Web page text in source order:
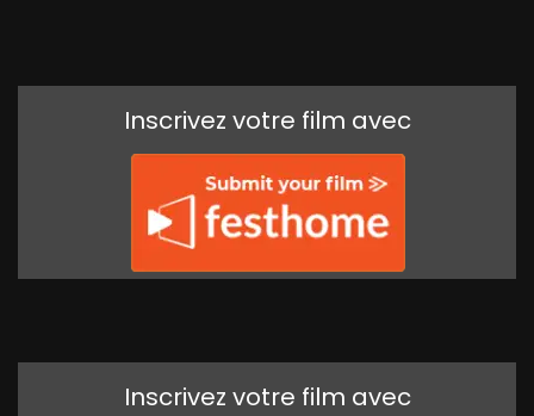
Inscrivez votre film avec
Inscrivez votre film avec